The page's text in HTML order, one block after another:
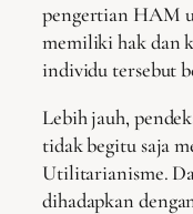
pengertian HAM
memiliki hak dan
individu tersebut
Lebih jauh,
tidak begitu saja
Utilitarianisme.
dihadapkan